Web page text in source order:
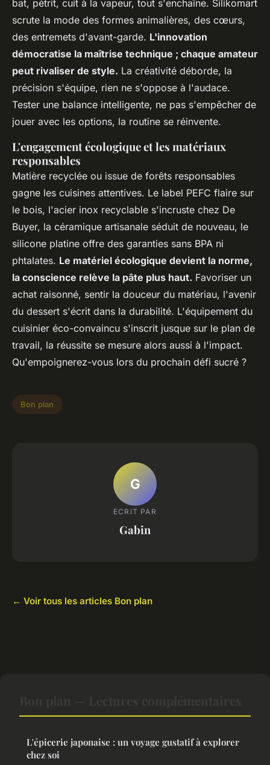
bat, pétrit, cuit à la vapeur, tout s'enchaîne. Silikomart
scrute la mode des formes animalières, des cœurs,
des entremets d'avant-garde. L'innovation
démocratise la maîtrise technique ; chaque amateur
peut rivaliser de style. La créativité déborde, la
précision s'équipe, rien ne s'oppose à l'audace.
Tester une balance intelligente, ne pas s'empêcher de
jouer avec les options, la routine se réinvente.
L'engagement écologique et les matériaux
responsables
Matière recyclée ou issue de forêts responsables
gagne les cuisines attentives. Le label PEFC flaire sur
le bois, l'acier inox recyclable s'incruste chez De
Buyer, la céramique artisanale séduit de nouveau, le
silicone platine offre des garanties sans BPA ni
phtalates. Le matériel écologique devient la norme,
la conscience relève la pâte plus haut. Favoriser un
achat raisonné, sentir la douceur du matériau, l'avenir
du dessert s'écrit dans la durabilité. L'équipement du
cuisinier éco-convaincu s'inscrit jusque sur le plan de
travail, la réussite se mesure alors aussi à l'impact.
Qu'empoignerez-vous lors du prochain défi sucré ?
Bon plan
G
ECRIT PAR
Gabin
← Voir tous les articles Bon plan
L'épicerie japonaise : un voyage gustatif à explorer
chez soi